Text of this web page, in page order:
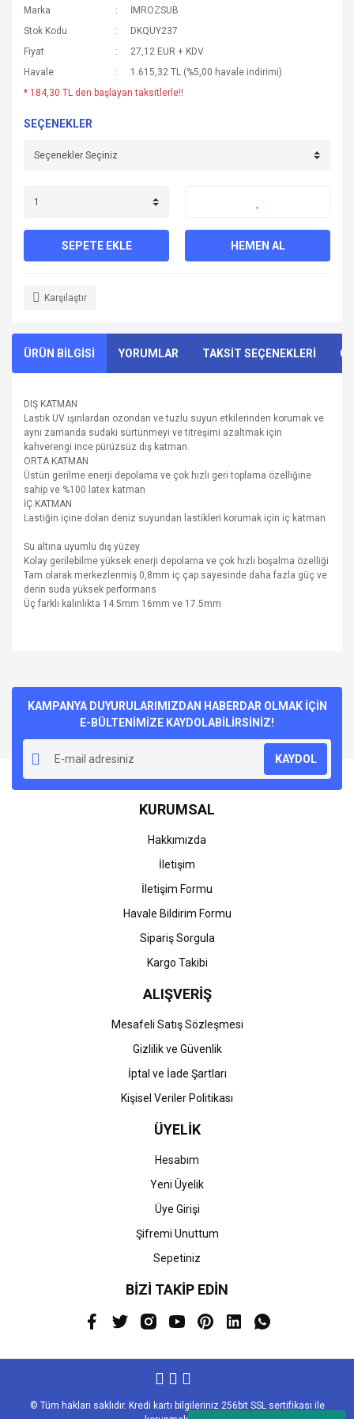
Marka
İMROZSUB
Stok Kodu
DKQUY237
Fiyat
27,12 EUR + KDV
Havale
1.615,32 TL (%5,00 havale indirimi)
* 184,30 TL den başlayan taksitlerle!!
SEÇENEKLER
SEPETE EKLE HEMEN AL
Karşılaştır
ÜRÜN BİLGİSİ YORUMLAR TAKSİT SEÇENEKLERİ
DIŞ KATMAN
Lastik UV ışınlardan ozondan ve tuzlu suyun etkilerinden korumak ve
aynı zamanda sudaki sürtünmeyi ve titreşimi azaltmak için
kahverengi ince pürüzsüz dış katman.
ORTA KATMAN
Üstün gerilme enerji depolama ve çok hızlı geri toplama özelliğine
sahip ve %100 latex katman
İÇ KATMAN
Lastiğin içine dolan deniz suyundan lastikleri korumak için iç katman
Su altına uyumlu dış yüzey
Kolay gerilebilme yüksek enerji depolama ve çok hızlı boşalma özelliği
Tam olarak merkezlenmiş 0,8mm iç çap sayesinde daha fazla güç ve
derin suda yüksek performans
Üç farklı kalınlıkta 14.5mm 16mm ve 17.5mm
Yorum Yaz
kullanarak tarafımıza iletebilirsiniz.
Görüş ve önerileriniz için teşekkür ederiz.
Ürün resmi kalitesiz, bozuk veya görüntülenemiyor.
Ürün açıklamasında eksik bilgiler bulunuyor.
Ürün bilgilerinde hatalar bulunuyor.
Ürün fiyatı diğer sitelerden daha pahalı.
Gönder
KAMPANYA DUYURULARIMIZDAN HABERDAR OLMAK İÇİN
E-BÜLTENİMİZE KAYDOLABİLİRSİNİZ!
KAYDOL
KURUMSAL
Hakkımızda
İletişim
İletişim Formu
Havale Bildirim Formu
Sipariş Sorgula
Kargo Takibi
ALIŞVERİŞ
Mesafeli Satış Sözleşmesi
Gizlilik ve Güvenlik
İptal ve İade Şartları
Kişisel Veriler Politikası
ÜYELİK
Hesabım
Yeni Üyelik
Üye Girişi
Şifremi Unuttum
Sepetiniz
BİZİ TAKİP EDİN
© Tüm hakları saklıdır. Kredi kartı bilgileriniz 256bit SSL sertifikası ile